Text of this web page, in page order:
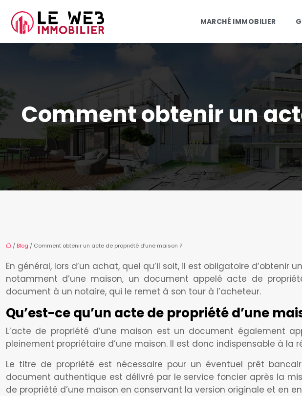
MARCHÉ IMMOBILIER
Comment obtenir un
/ Blog / Comment obtenir un acte de propriété d’une maison ?
En général, lors d’un achat, quel qu’il soit, il est obligatoire
notamment d’une maison, un document appelé acte de
document à un notaire, qui le remet à son tour à l’acheteur.
Qu’est-ce qu’un acte de propriété d’une
L’acte de propriété d’une maison est un document également
pleinement propriétaire d’une maison. Il est donc indispensable à
Le titre de propriété est nécessaire pour un éventuel prêt
document authentique est délivré par le service foncier après la
de propriété d’une maison en conservant la version originale et en